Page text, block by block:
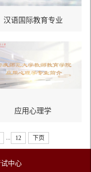
汉语国际教育专业
应用心理学
... 12 下页
中心